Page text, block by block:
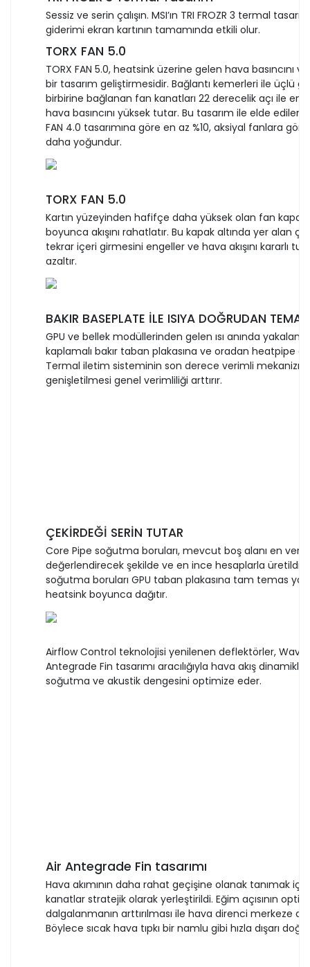
Sessiz ve serin çalışın. MSI’ın TRI FROZR 3 termal
giderimi ekran kartının tamamında etkili olur.
TORX FAN 5.0
TORX FAN 5.0, heatsink üzerine gelen hava basıncını
bir tasarım geliştirmesidir. Bağlantı kemerleri ile üçlü
birbirine bağlanan fan kanatları 22 derecelik açı ile en
hava basıncını yüksek tutar. Bu tasarım ile elde edilen
FAN 4.0 tasarımına göre en az %10, aksiyal fanlara
daha yoğundur.
TORX FAN 5.0
Kartın yüzeyinden hafifçe daha yüksek olan fan
boyunca akışını rahatlatır. Bu kapak altında yer alan
tekrar içeri girmesini engeller ve hava akışını kararlı
azaltır.
BAKIR BASEPLATE İLE ISIYA DOĞRUDAN TEMAS
GPU ve bellek modüllerinden gelen ısı anında
kaplamalı bakır taban plakasına ve oradan heatpipe
Termal iletim sisteminin son derece verimli
genişletilmesi genel verimliliği arttırır.
ÇEKİRDEĞİ SERİN TUTAR
Core Pipe soğutma boruları, mevcut boş alanı en
değerlendirecek şekilde ve en ince hesaplarla üretildi.
soğutma boruları GPU taban plakasına tam temas
heatsink boyunca dağıtır.
Airflow Control teknolojisi yenilenen deflektörler, Wave
Antegrade Fin tasarımı aracılığıyla hava akış
soğutma ve akustik dengesini optimize eder.
Air Antegrade Fin tasarımı
Hava akımının daha rahat geçişine olanak tanımak
kanatlar stratejik olarak yerleştirildi. Eğim açısının
dalgalanmanın arttırılması ile hava direnci merkeze
Böylece sıcak hava tıpkı bir namlu gibi hızla dışarı